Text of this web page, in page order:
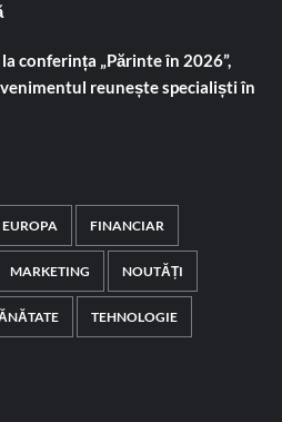
conferința „Părinte în 2026”,
reunește specialiști în
EUROPA FINANCIAR
MARKETING NOUTĂȚI
TEHNOLOGIE